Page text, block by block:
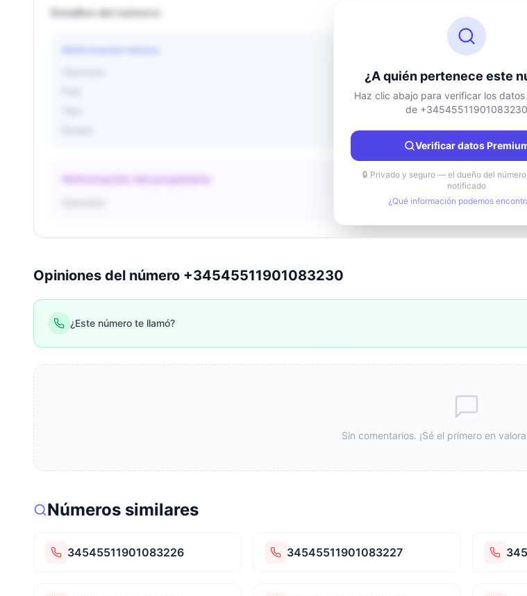
Detalles del número
Información básica
Desconocido
Desconocido
Desconocido
Desconocido
País
Ciudad
Región
Información del propietario
Desconocido Tipo
¿A quién pertenece este
Haz clic abajo para verificar los
de +34545511901083230
Verificar datos
🔒 Privado y seguro — el dueño del
notificado
¿Qué información podemos
Opiniones del número +34545511901083230
¿Este número te llamó?
Sin comentarios. ¡Sé el primero en
Números similares
34545511901083226 34545511901083227